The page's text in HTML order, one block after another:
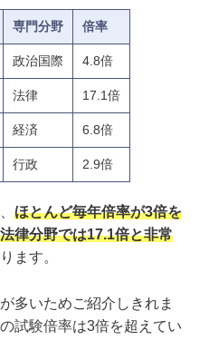
専門分野 倍率
政治国際 4.8倍
法律 17.1倍
経済 6.8倍
行政 2.9倍
ほとんど毎年倍率が3倍を
律分野では17.1倍と非常
ます。
多いためご紹介しきれま
試験倍率は3倍を超えてい